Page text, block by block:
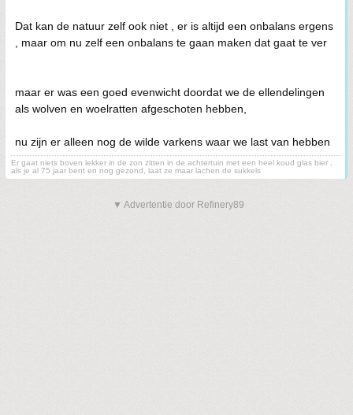
Dat kan de natuur zelf ook niet , er is altijd een onbalans ergens
, maar om nu zelf een onbalans te gaan maken dat gaat te ver
maar er was een goed evenwicht doordat we de ellendelingen
als wolven en woelratten afgeschoten hebben,
nu zijn er alleen nog de wilde varkens waar we last van hebben
Er gaat niets boven lekker in de zon zitten in de achtertuin met een heel koud glas bier ,
als je al 75 jaar bent en nog gezond, laat ze maar lachen de sukkels
▼ Advertentie door Refinery89